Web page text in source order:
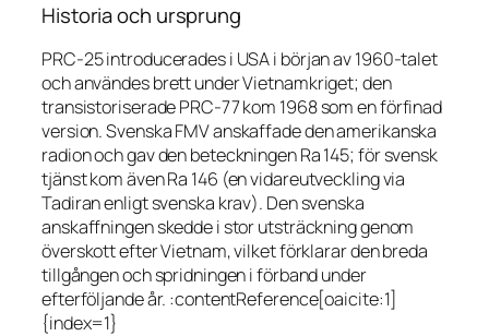
Historia och ursprung
PRC-25 introducerades i USA i början av 1960-talet
och användes brett under Vietnamkriget; den
transistoriserade PRC-77 kom 1968 som en förfinad
version. Svenska FMV anskaffade den amerikanska
radion och gav den beteckningen Ra 145; för svensk
tjänst kom även Ra 146 (en vidareutveckling via
Tadiran enligt svenska krav). Den svenska
anskaffningen skedde i stor utsträckning genom
överskott efter Vietnam, vilket förklarar den breda
tillgången och spridningen i förband under
efterföljande år. :contentReference[oaicite:1]
{index=1}